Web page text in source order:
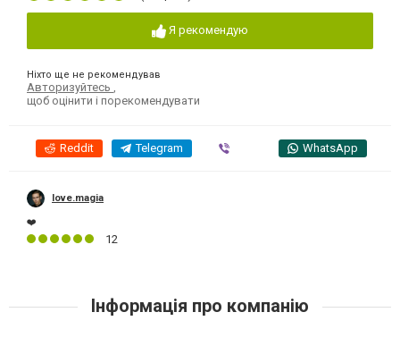
Я рекомендую
Ніхто ще не рекомендував
Авторизуйтесь
щоб оцінити і порекомендувати
Reddit Telegram WhatsApp
love.magia
❤️
12
Інформація про компанію